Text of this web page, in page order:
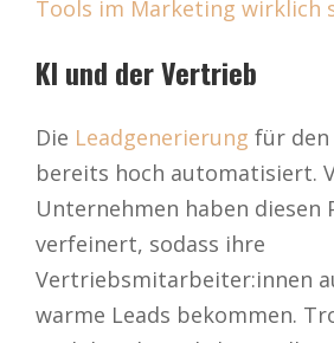
Tools im Marketing wirklich
KI und der Vertrieb
Die Leadgenerierung für
bereits hoch automatisiert.
Unternehmen haben diesen
verfeinert, sodass ihre
Vertriebsmitarbeiter:innen
warme Leads bekommen.